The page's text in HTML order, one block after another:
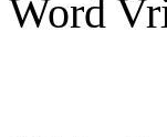
Word